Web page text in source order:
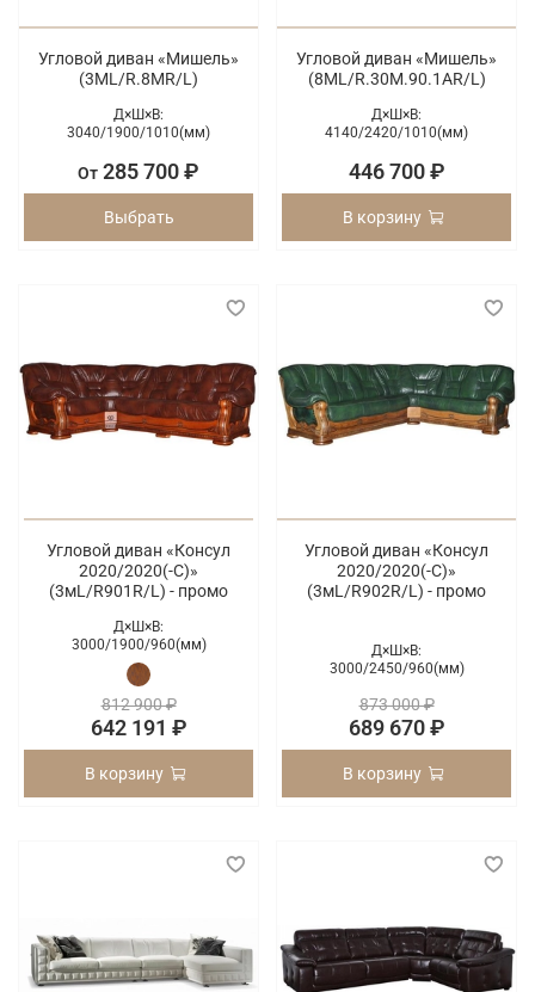
Угловой диван «Мишель»
(3ML/R.8MR/L)
Д×Ш×В:
3040/1900/1010(мм)
От 285 700 ₽
Выбрать
Угловой диван «Мишель»
(8ML/R.30M.90.1AR/L)
Д×Ш×В:
4140/2420/1010(мм)
446 700 ₽
В корзину
Угловой диван «Консул
2020/2020(-С)»
(3мL/R901R/L) - промо
Д×Ш×В:
3000/1900/960(мм)
812 900 ₽
642 191 ₽
В корзину
Угловой диван «Консул
2020/2020(-С)»
(3мL/R902R/L) - промо
Д×Ш×В:
3000/2450/960(мм)
873 000 ₽
689 670 ₽
В корзину